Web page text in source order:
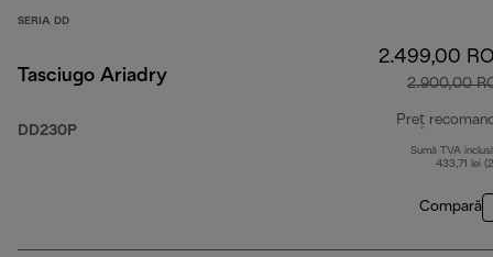
SERIA DD
Tasciugo Ariadry
DD230P
2.499,00
2.900,00
Preț
Sumă TVA
433,71 lei
Compară